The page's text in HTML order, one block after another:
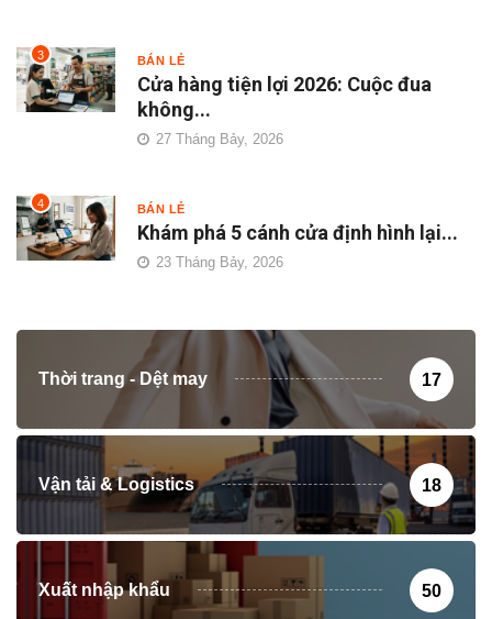
3 BÁN LẺ
Cửa hàng tiện lợi 2026: Cuộc đua
không...
27 Tháng Bảy, 2026
4 BÁN LẺ
Khám phá 5 cánh cửa định hình lại...
23 Tháng Bảy, 2026
Thời trang - Dệt may 17
Vận tải & Logistics 18
Xuất nhập khẩu 50